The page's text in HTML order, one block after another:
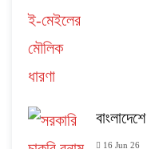
16 Jun 26